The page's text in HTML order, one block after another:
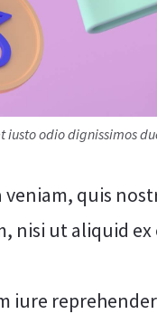
iusto odio dignissimos
veniam, quis
nisi ut aliquid
iure